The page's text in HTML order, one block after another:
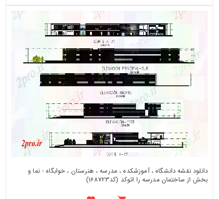
دانلود نقشه دانشگاه ، آموزشکده ، مدرسه ، هنرستان ، خوابگاه - نما و
بخش از ساختمان مدرسه را اتوکد (کد168723)